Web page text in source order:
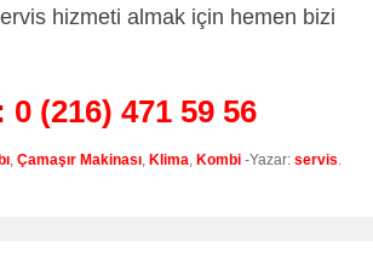
hizmeti almak için hemen bizi
0 (216) 471 59 56
, Çamaşır Makinası, Klima, Kombi -Yazar: servis.